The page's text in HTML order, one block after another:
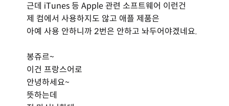
근데 iTunes 등 Apple 관련 소프트웨어 이런건
제 컴에서 사용하지도 않고 애플 제품은
아예 사용 안하니까 2번은 안하고 놔두어야겠네요.
봉쥬르~
이건 프랑스어로
안녕하세요~
뜻하는데